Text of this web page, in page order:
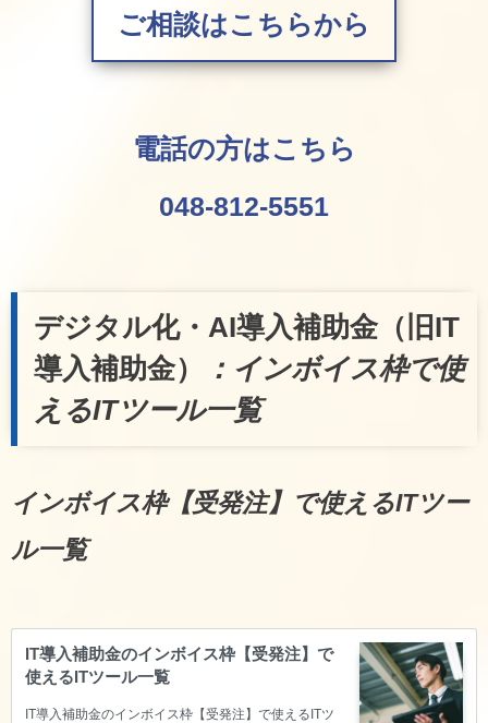
ご相談はこちらから
電話の方はこちら
048-812-5551
デジタル化・AI導入補助金（旧IT
導入補助金）
：インボイス枠で使
えるITツール一覧
インボイス枠【受発注】で使えるITツー
ル一覧
IT導入補助金のインボイス枠【受発注】で
使えるITツール一覧
IT導入補助金のインボイス枠【受発注】で使えるITツ